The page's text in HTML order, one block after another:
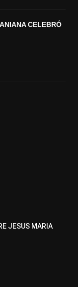
CELEBRÓ
JESUS MARIA